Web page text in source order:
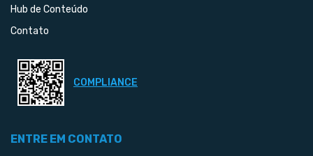
Hub de Conteúdo
Contato
COMPLIANCE
ENTRE EM CONTATO